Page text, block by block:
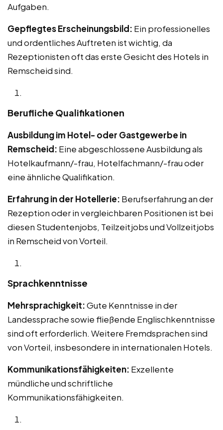
Aufgaben.
Gepflegtes Erscheinungsbild: Ein professionelles
und ordentliches Auftreten ist wichtig, da
Rezeptionisten oft das erste Gesicht des Hotels in
Remscheid sind.
Berufliche Qualifikationen
Ausbildung im Hotel- oder Gastgewerbe in
Remscheid: Eine abgeschlossene Ausbildung als
Hotelkaufmann/-frau, Hotelfachmann/-frau oder
eine ähnliche Qualifikation.
Erfahrung in der Hotellerie: Berufserfahrung an der
Rezeption oder in vergleichbaren Positionen ist bei
diesen Studentenjobs, Teilzeitjobs und Vollzeitjobs
in Remscheid von Vorteil.
Sprachkenntnisse
Mehrsprachigkeit:Gute Kenntnisse in der
Landessprache sowie fließende Englischkenntnisse
sind oft erforderlich. Weitere Fremdsprachen sind
von Vorteil, insbesondere in internationalen Hotels.
Kommunikationsfähigkeiten: Exzellente
mündliche und schriftliche
Kommunikationsfähigkeiten.